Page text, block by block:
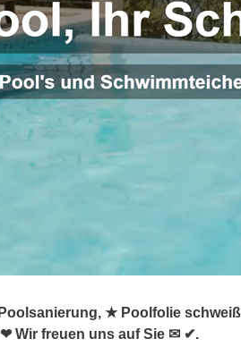
★ Poolfolie
Wir freuen uns auf Sie ✉ ✔.